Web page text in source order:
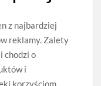
z najbardziej
reklamy. Zalety
chodzi o
i
korzyściom